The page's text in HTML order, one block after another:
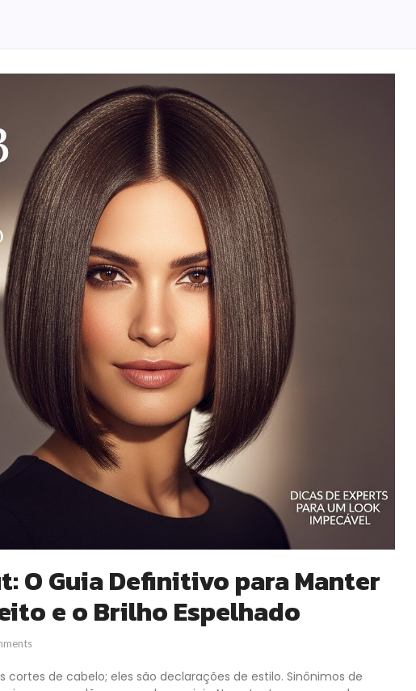
O Guia Definitivo para Manter
e o Brilho Espelhado
cortes de cabelo; eles são declarações de estilo. Sinônimos de